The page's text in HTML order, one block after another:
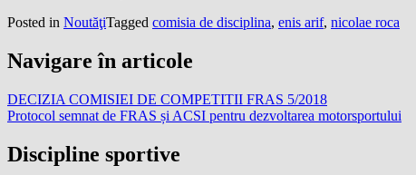
Posted in NoutăţiTagged comisia de disciplina, enis arif, nicolae roca
Navigare în articole
DECIZIA COMISIEI DE COMPETITII FRAS 5/2018
Protocol semnat de FRAS și ACSI pentru dezvoltarea motorsportului
Discipline sportive